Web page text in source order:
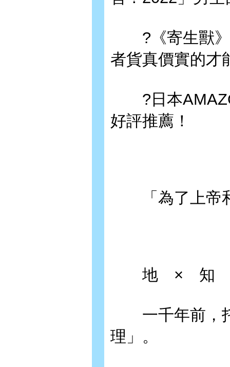
?《寄生獸》
者貨真價實的才
?日本
好評推薦！
「為了上帝和
地 × 知
一千年前，托
理」。